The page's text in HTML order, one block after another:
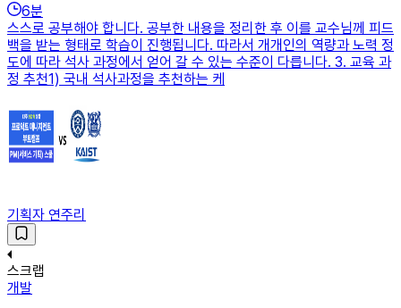
6분
스스로 공부해야 합니다. 공부한 내용을 정리한 후 이를 교수님께 피드
백을 받는 형태로 학습이 진행됩니다. 따라서 개개인의 역량과 노력 정
도에 따라 석사 과정에서 얻어 갈 수 있는 수준이 다릅니다. 3. 교육 과
정 추천1) 국내 석사과정을 추천하는 케
기획자 연주리
스크랩
개발